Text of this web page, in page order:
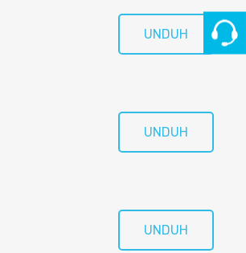
UNDUH
UNDUH
UNDUH